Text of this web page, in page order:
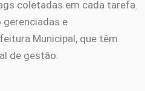
coletadas em cada tarefa.
e
Municipal, que têm
de gestão.